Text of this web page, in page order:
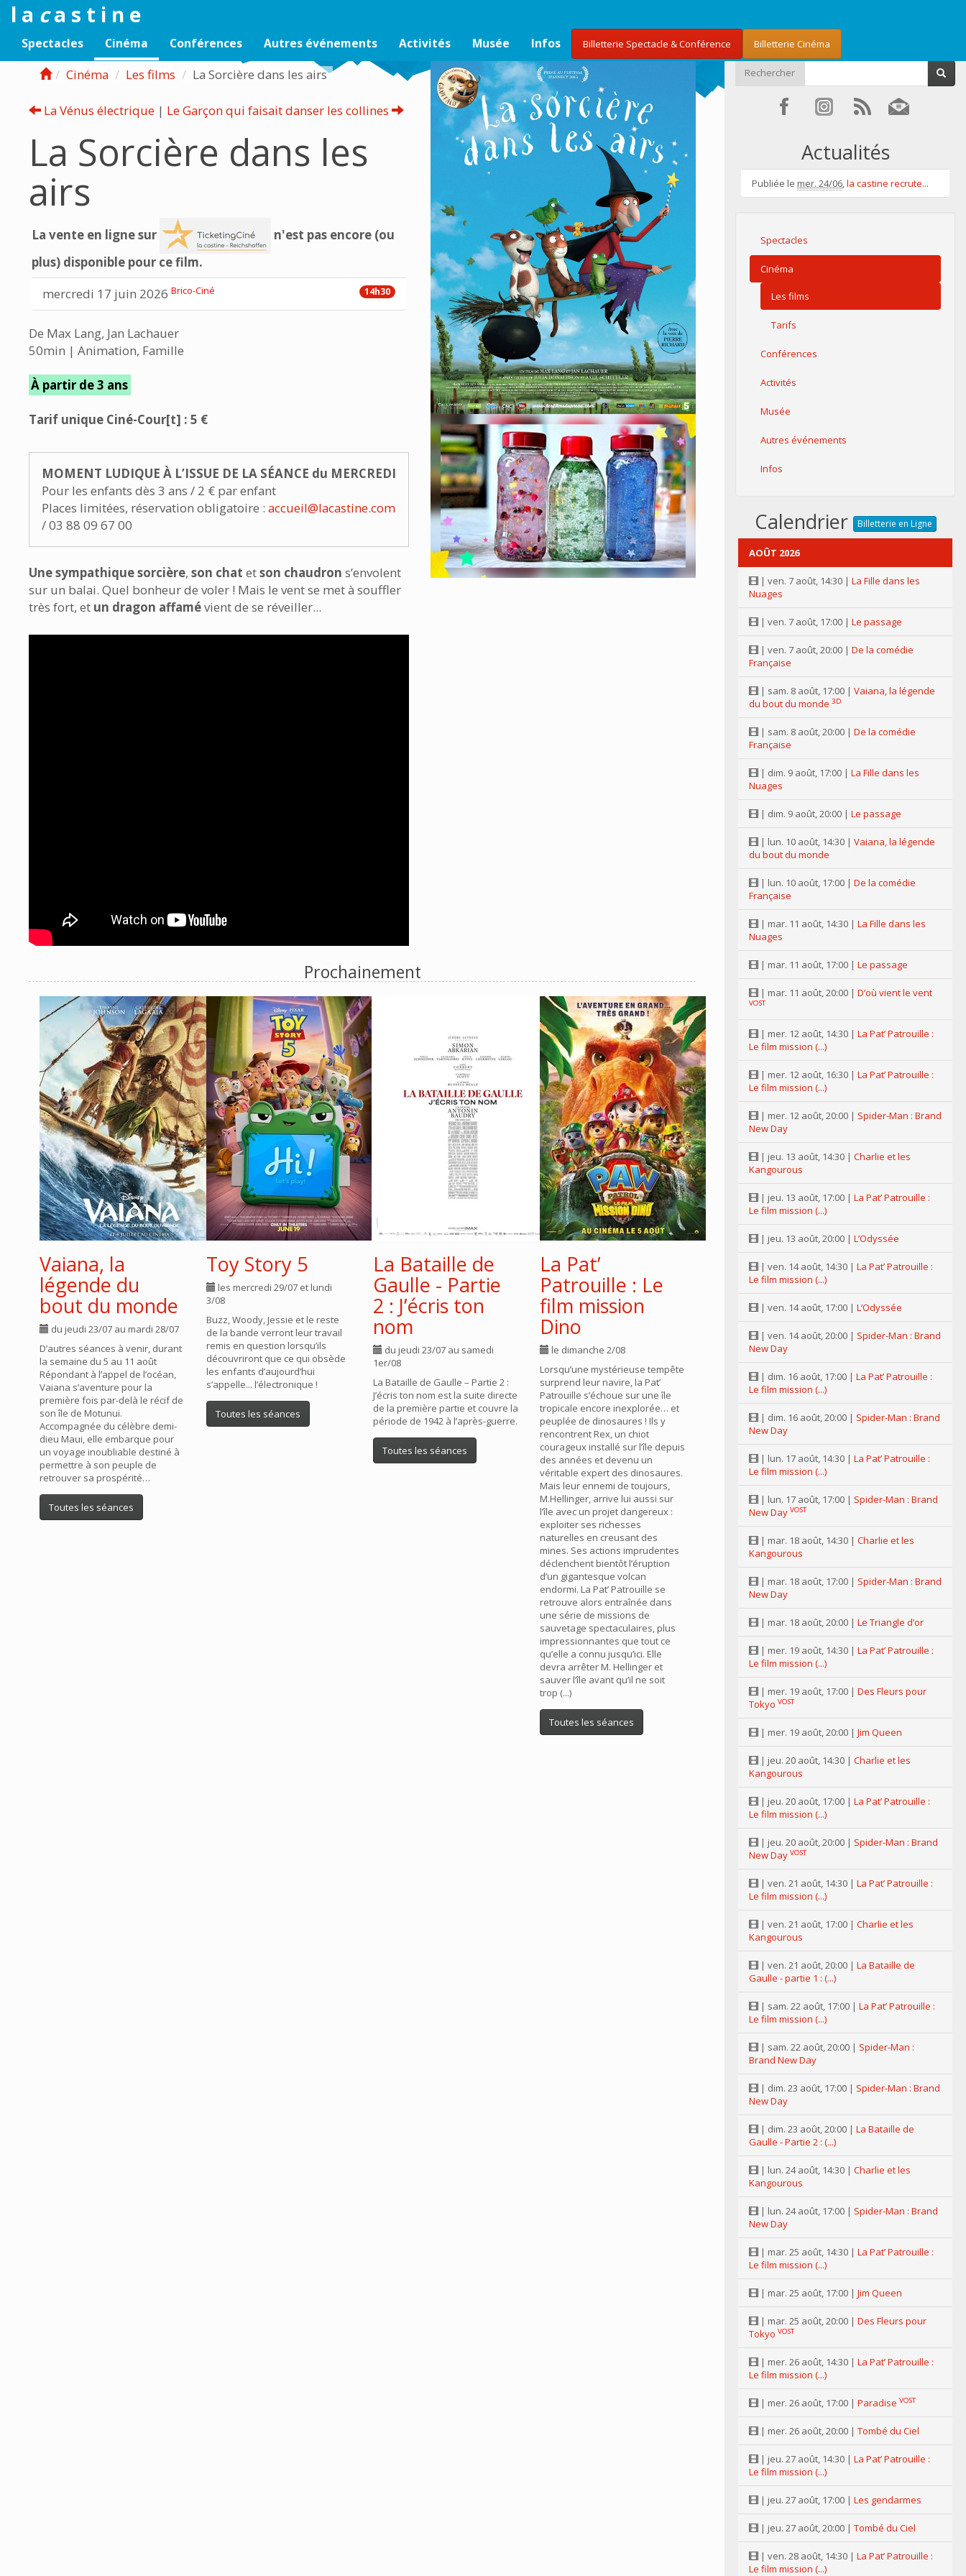
l a ca s t i n e
Spectacles Cinéma Conférences Autres événements Activités Musée Infos Billetterie Spectacle & Conférence Billetterie Cinéma
Cinéma Les films La Sorcière dans les airs
La Vénus électrique | Le Garçon qui faisait danser les collines
La Sorcière dans les
airs
La vente en ligne sur
n'est pas encore (ou
plus) disponible pour ce film.
14h30
mercredi 17 juin 2026 Brico-Ciné
De Max Lang, Jan Lachauer
50min | Animation, Famille
À partir de 3 ans
Tarif unique Ciné-Cour[t] : 5 €
MOMENT LUDIQUE À L’ISSUE DE LA SÉANCE du MERCREDI
Pour les enfants dès 3 ans / 2 € par enfant
Places limitées, réservation obligatoire : accueil@lacastine.com
/ 03 88 09 67 00
Une sympathique sorcière, son chat etson chaudron s’envolent
sur un balai. Quel bonheur de voler ! Mais le vent se met à souffler
très fort, et un dragon affamévient de se réveiller...
Prochainement
Vaiana, la
légende du
bout du monde
du jeudi 23/07 au mardi 28/07
D’autres séances à venir, durant
la semaine du 5 au 11 août
Répondant à l’appel de l’océan,
Vaiana s’aventure pour la
première fois par-delà le récif de
son île de Motunui.
Accompagnée du célèbre demi-
dieu Maui, elle embarque pour
un voyage inoubliable destiné à
permettre à son peuple de
retrouver sa prospérité…
Toutes les séances
Toy Story 5
les mercredi 29/07 et lundi
3/08
Buzz, Woody, Jessie et le reste
de la bande verront leur travail
remis en question lorsqu’ils
découvriront que ce qui obsède
les enfants d’aujourd’hui
s’appelle... l’électronique !
Toutes les séances
La Bataille de
Gaulle - Partie
2 : J’écris ton
nom
du jeudi 23/07 au samedi
1er/08
La Bataille de Gaulle – Partie 2 :
J’écris ton nom est la suite directe
de la première partie et couvre la
période de 1942 à l’après-guerre.
Toutes les séances
La Pat’
Patrouille : Le
film mission
Dino
le dimanche 2/08
Lorsqu’une mystérieuse tempête
surprend leur navire, la Pat’
Patrouille s’échoue sur une île
tropicale encore inexplorée… et
peuplée de dinosaures ! Ils y
rencontrent Rex, un chiot
courageux installé sur l’île depuis
des années et devenu un
véritable expert des dinosaures.
Mais leur ennemi de toujours,
M.Hellinger, arrive lui aussi sur
l’île avec un projet dangereux :
exploiter ses richesses
naturelles en creusant des
mines. Ses actions imprudentes
déclenchent bientôt l’éruption
d’un gigantesque volcan
endormi. La Pat’ Patrouille se
retrouve alors entraînée dans
une série de missions de
sauvetage spectaculaires, plus
impressionnantes que tout ce
qu’elle a connu jusqu’ici. Elle
devra arrêter M. Hellinger et
sauver l’île avant qu’il ne soit
trop (...)
Toutes les séances
Rechercher
Actualités
Publiée le mer. 24/06,la castine recrute...
Spectacles
Cinéma
Les films
Tarifs
Conférences
Activités
Musée
Autres événements
Infos
Calendrier Billetterie en Ligne
AOÛT 2026
| ven. 7 août, 14:30 | La Fille dans les
Nuages
| ven. 7 août, 17:00 | Le passage
| ven. 7 août, 20:00 | De la comédie
Française
| sam. 8 août, 17:00 | Vaiana, la légende
du bout du monde 3D
| sam. 8 août, 20:00 | De la comédie
Française
| dim. 9 août, 17:00 | La Fille dans les
Nuages
| dim. 9 août, 20:00 | Le passage
| lun. 10 août, 14:30 | Vaiana, la légende
du bout du monde
| lun. 10 août, 17:00 | De la comédie
Française
| mar. 11 août, 14:30 | La Fille dans les
Nuages
| mar. 11 août, 17:00 | Le passage
| mar. 11 août, 20:00 | D’où vient le vent
VOST
| mer. 12 août, 14:30 | La Pat’ Patrouille :
Le film mission (...)
| mer. 12 août, 16:30 | La Pat’ Patrouille :
Le film mission (...)
| mer. 12 août, 20:00 | Spider-Man : Brand
New Day
| jeu. 13 août, 14:30 | Charlie et les
Kangourous
| jeu. 13 août, 17:00 | La Pat’ Patrouille :
Le film mission (...)
| jeu. 13 août, 20:00 | L’Odyssée
| ven. 14 août, 14:30 | La Pat’ Patrouille :
Le film mission (...)
| ven. 14 août, 17:00 | L’Odyssée
| ven. 14 août, 20:00 | Spider-Man : Brand
New Day
| dim. 16 août, 17:00 | La Pat’ Patrouille :
Le film mission (...)
| dim. 16 août, 20:00 | Spider-Man : Brand
New Day
| lun. 17 août, 14:30 | La Pat’ Patrouille :
Le film mission (...)
| lun. 17 août, 17:00 | Spider-Man : Brand
New Day VOST
| mar. 18 août, 14:30 | Charlie et les
Kangourous
| mar. 18 août, 17:00 | Spider-Man : Brand
New Day
| mar. 18 août, 20:00 | Le Triangle d’or
| mer. 19 août, 14:30 | La Pat’ Patrouille :
Le film mission (...)
| mer. 19 août, 17:00 | Des Fleurs pour
Tokyo VOST
| mer. 19 août, 20:00 | Jim Queen
| jeu. 20 août, 14:30 | Charlie et les
Kangourous
| jeu. 20 août, 17:00 | La Pat’ Patrouille :
Le film mission (...)
| jeu. 20 août, 20:00 | Spider-Man : Brand
New Day VOST
| ven. 21 août, 14:30 | La Pat’ Patrouille :
Le film mission (...)
| ven. 21 août, 17:00 | Charlie et les
Kangourous
| ven. 21 août, 20:00 | La Bataille de
Gaulle - partie 1 : (...)
| sam. 22 août, 17:00 | La Pat’ Patrouille :
Le film mission (...)
| sam. 22 août, 20:00 | Spider-Man :
Brand New Day
| dim. 23 août, 17:00 | Spider-Man : Brand
New Day
| dim. 23 août, 20:00 | La Bataille de
Gaulle - Partie 2 : (...)
| lun. 24 août, 14:30 | Charlie et les
Kangourous
| lun. 24 août, 17:00 | Spider-Man : Brand
New Day
| mar. 25 août, 14:30 | La Pat’ Patrouille :
Le film mission (...)
| mar. 25 août, 17:00 | Jim Queen
| mar. 25 août, 20:00 | Des Fleurs pour
Tokyo VOST
| mer. 26 août, 14:30 | La Pat’ Patrouille :
Le film mission (...)
| mer. 26 août, 17:00 | Paradise VOST
| mer. 26 août, 20:00 | Tombé du Ciel
| jeu. 27 août, 14:30 | La Pat’ Patrouille :
Le film mission (...)
| jeu. 27 août, 17:00 | Les gendarmes
| jeu. 27 août, 20:00 | Tombé du Ciel
| ven. 28 août, 14:30 | La Pat’ Patrouille :
Le film mission (...)